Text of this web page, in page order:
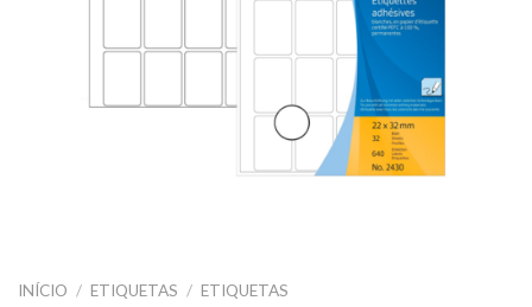
INÍCIO / ETIQUETAS / ETIQUETAS